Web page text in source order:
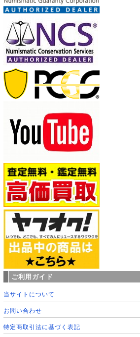
ご利用ガイド
当サイトについて
お問い合わせ
特定商取引法に基づく表記